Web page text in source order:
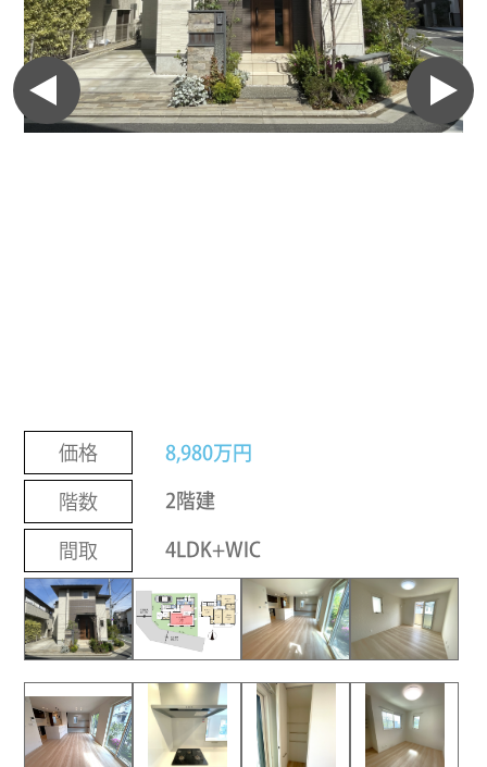
価格 8,980万円
階数 2階建
間取 4LDK+WIC